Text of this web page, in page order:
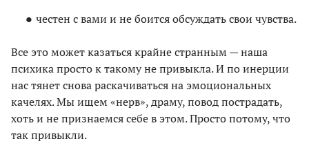
честен с вами и не боится обсуждать свои чувства.
Все это может казаться крайне странным — наша
психика просто к такому не привыкла. И по инерции
нас тянет снова раскачиваться на эмоциональных
качелях. Мы ищем «нерв», драму, повод пострадать,
хоть и не признаемся себе в этом. Просто потому, что
так привыкли.